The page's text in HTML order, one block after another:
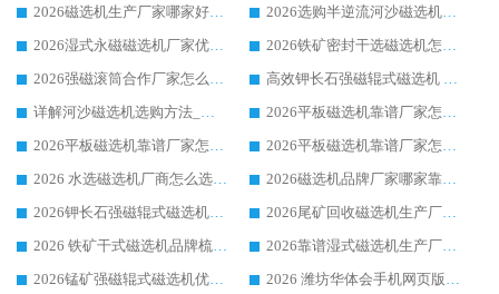
2026磁选机生产厂家哪家好?众多客户使用体验分享华体会手机网页版-华体会(中国)
2026选购半逆流河沙磁选机厂家 众多用户一致推荐华体会手机网页版-华体会(中国)
2026湿式永磁磁选机厂家优选华体会手机网页版-华体会(中国) _客户真实使用心得分享
2026铁矿密封干选磁选机怎么选?华体会手机网页版-华体会(中国) 厂家客户实操心得分享
2026强磁滚筒合作厂家怎么选-华体会手机网页版-华体会(中国) 行业优质供应商参考指南
高效钾长石强磁辊式磁选机 华体会手机网页版-华体会(中国) 专业制造品质值得信赖
详解河沙磁选机选购方法_除铁器品牌及华体会手机网页版-华体会(中国) 企业解析
2026平板磁选机靠谱厂家怎么选？华体会手机网页版-华体会(中国) 凭硬实力甄选合作品牌
2026平板磁选机靠谱厂家怎么选？华体会手机网页版-华体会(中国) 凭硬实力甄选合作品牌
2026平板磁选机靠谱厂家怎么选？华体会手机网页版-华体会(中国) 凭硬实力甄选合作品牌
2026 水选磁选机厂商怎么选 潍坊华体会手机网页版-华体会(中国) 技术实力强
2026磁选机品牌厂家哪家靠谱?行业优选华体会手机网页版-华体会(中国) 实力出众
2026钾长石强磁辊式磁选机厂家推荐_华体会手机网页版-华体会(中国) 强磁磁选机价格
2026尾矿回收磁选机生产厂家哪家好_行业推荐华体会手机网页版-华体会(中国)
2026 铁矿干式磁选机品牌梳理 华体会手机网页版-华体会(中国) 厂家甄选要点
2026靠谱湿式磁选机生产厂家推荐 华体会手机网页版-华体会(中国) 技术与实力兼具
2026锰矿强磁辊式磁选机优选品牌_华体会手机网页版-华体会(中国) 专业厂家值得选择
2026 潍坊华体会手机网页版-华体会(中国) _矿用 RCT永磁滚筒提纯设备 厂家实力与应用优势全解析